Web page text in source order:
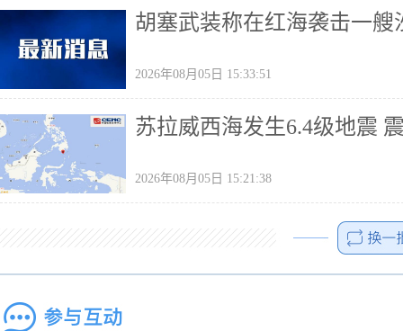
胡塞武装称在红海袭击一艘
2026年08月05日 15:33:51
苏拉威西海发生6.4级地震
2026年08月05日 15:21:38